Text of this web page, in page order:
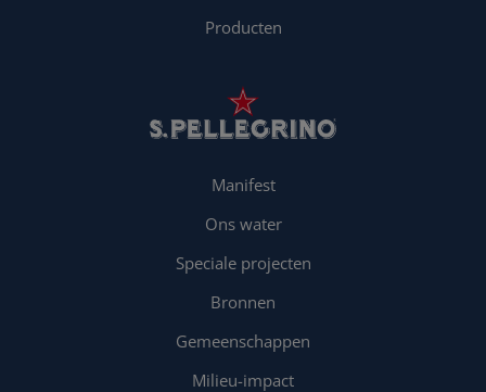
Producten
Manifest
Ons water
Speciale projecten
Bronnen
Gemeenschappen
Milieu-impact